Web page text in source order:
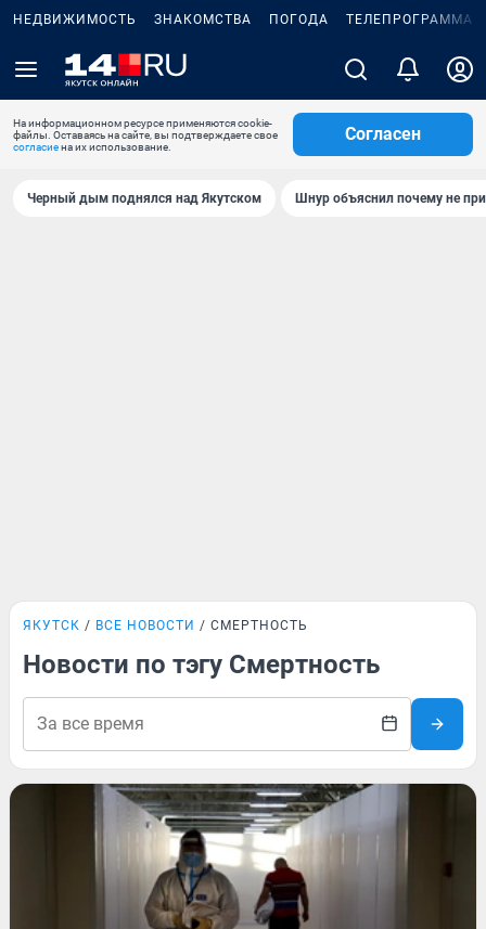
НЕДВИЖИМОСТЬ ЗНАКОМСТВА ПОГОДА ТЕЛЕПРОГРАММА
На информационном ресурсе применяются cookie-
файлы. Оставаясь на сайте, вы подтверждаете свое
согласиена их использование.
Согласен
Черный дым поднялся над Якутском Шнур объяснил почему не
ЯКУТСК ВСЕ НОВОСТИ СМЕРТНОСТЬ
Новости по тэгу Смертность